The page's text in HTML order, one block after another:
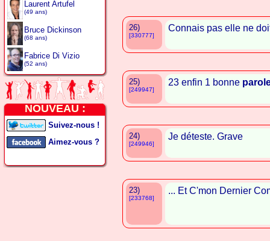
Laurent Artufel
(49 ans)
Bruce Dickinson
(68 ans)
Fabrice Di Vizio
(52 ans)
NOUVEAU :
Suivez-nous !
Aimez-vous ?
26)
[330777]
Connais pas elle ne
25)
[249947]
23 enfin 1 bonne
24)
[249946]
Je déteste. Grave
23)
[233768]
... Et C'mon Dernier